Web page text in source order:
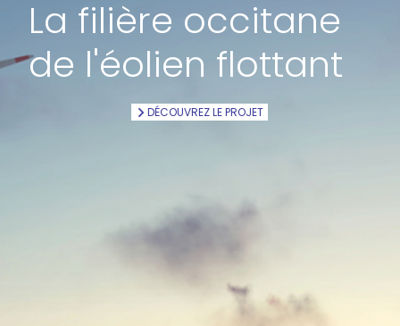
La filière occitane
de l'éolien flottant
DÉCOUVREZ LE PROJET